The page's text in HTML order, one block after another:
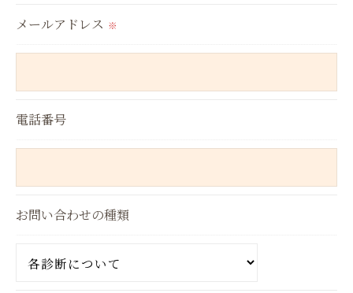
切に安全管理対策を実施します。
のサービスをご提供できない場合がございますので
予めご了承ください。
＜個人情報の開示･訂正・削除･利用停止の手続につ
いて＞
用停止の手続を定めさせて頂いております。
メールアドレス ※
電話番号
お問い合わせの種類